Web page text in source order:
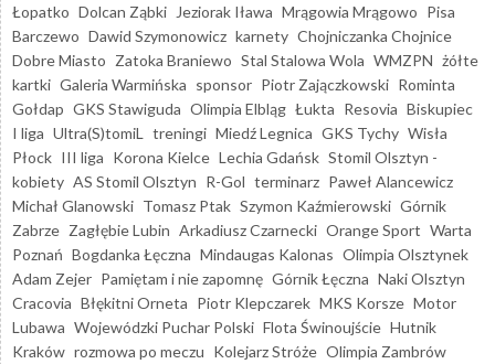
Łopatko Dolcan Ząbki Jeziorak Iława Mrągowia Mrągowo Pisa
Barczewo Dawid Szymonowicz karnety Chojniczanka Chojnice
Dobre Miasto Zatoka Braniewo Stal Stalowa Wola WMZPN żółte
kartki Galeria Warmińska sponsor Piotr Zajączkowski Rominta
Gołdap GKS Stawiguda Olimpia Elbląg Łukta Resovia Biskupiec
I liga Ultra(S)tomiL treningi Miedź Legnica GKS Tychy Wisła
Płock III liga Korona Kielce Lechia Gdańsk Stomil Olsztyn -
kobiety AS Stomil Olsztyn R-Gol terminarz Paweł Alancewicz
Michał Glanowski Tomasz Ptak Szymon Kaźmierowski Górnik
Zabrze Zagłębie Lubin Arkadiusz Czarnecki Orange Sport Warta
Poznań Bogdanka Łęczna Mindaugas Kalonas Olimpia Olsztynek
Adam Zejer Pamiętam i nie zapomnę Górnik Łęczna Naki Olsztyn
Cracovia Błękitni Orneta Piotr Klepczarek MKS Korsze Motor
Lubawa Wojewódzki Puchar Polski Flota Świnoujście Hutnik
Kraków rozmowa po meczu Kolejarz Stróże Olimpia Zambrów